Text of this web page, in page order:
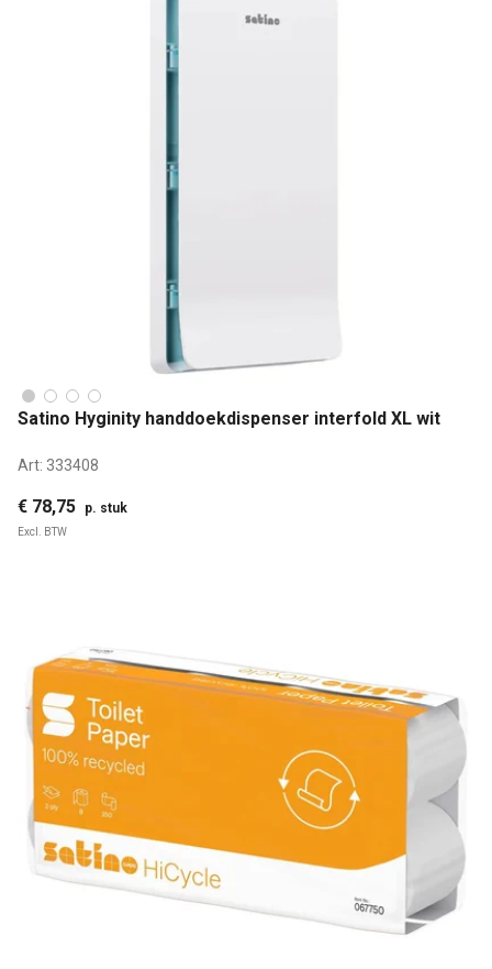
Satino Hyginity handdoekdispenser interfold XL wit
Art: 333408
€ 78,75 p. stuk
Excl. BTW